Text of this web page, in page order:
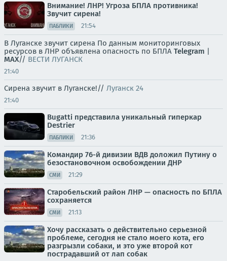
Внимание! ЛНР! Угроза БПЛА противника!
Звучит сирена!
ПАБЛИКИ 21:54
В Луганске звучит сирена По данным мониторинговых
ресурсов в ЛНР объявлена опасность по БПЛА Telegram |
MAX// ВЕСТИ ЛУГАНСК
21:40
Сирена звучит в Луганске!// Луганск 24
21:40
Bugatti представила уникальный гиперкар
Destrier
ПАБЛИКИ 21:36
Командир 76-й дивизии ВДВ доложил Путину о
безостановочном освобождении ДНР
СМИ 21:29
Старобельский район ЛНР — опасность по БПЛА
сохраняется
СМИ 21:13
Хочу рассказать о действительно серьезной
проблеме, сегодня не стало моего кота, его
разгрызли собаки, и это уже второй кот
пострадавший от лап собак